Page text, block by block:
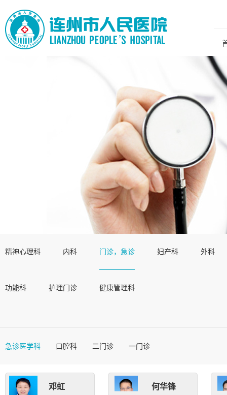
精神心理科 内科 门诊，急诊 妇产科 外科
功能科 护理门诊 健康管理科
急诊医学科 口腔科 二门诊 一门诊
邓虹 何华锋